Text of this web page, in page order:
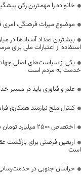
خانواده را مهمترین رکن
موضوع میراث فرهنگی،
بیشترین تعداد آسبادها در
استفاده از اعتبارات ملی برای
یکی از سیاست‌های اصلی
خدمت به مردم است
علم و فناوری باید در مسیر
کنترل ملخ نیازمند همکاری
اختصاص 2500 میلیارد تومان برای توسعه راه‌های دوبانده خراسان جنوبی
اربعین فرصتی برای
است
خراسان جنوبی در